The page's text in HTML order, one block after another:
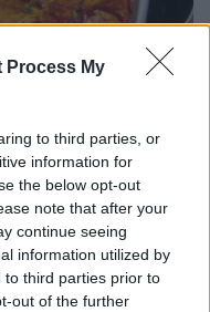
Process My
to third parties, or
information for
the below opt-out
note that after your
continue seeing
information utilized by
to third parties prior to
out of the further
video și pas cu pas